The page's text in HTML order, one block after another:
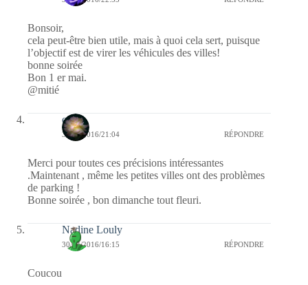
Bonsoir,
cela peut-être bien utile, mais à quoi cela sert, puisque
l’objectif est de virer les véhicules des villes!
bonne soirée
Bon 1 er mai.
@mitié
erato
30/04/2016/21:04 RÉPONDRE
Merci pour toutes ces précisions intéressantes
.Maintenant , même les petites villes ont des problèmes
de parking !
Bonne soirée , bon dimanche tout fleuri.
Nadine Louly
30/04/2016/16:15 RÉPONDRE
Coucou